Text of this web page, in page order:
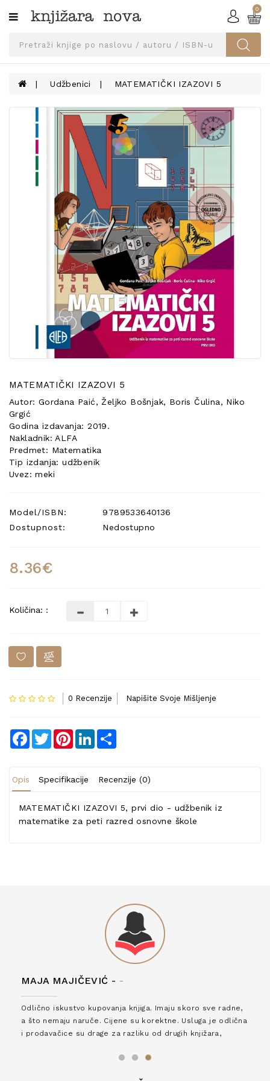
Kategorije
SVEUČILIŠNA
UDŽBENICI
KNJIGE
OPREMA
UDŽBENIKE!
0
Udžbenici MATEMATIČKI IZAZOVI 5
MATEMATIČKI IZAZOVI 5
Autor: Gordana Paić, Željko Bošnjak, Boris Čulina, Niko
Grgić
Godina izdavanja: 2019.
Nakladnik: ALFA
Predmet: Matematika
Tip izdanja: udžbenik
Uvez: meki
Model/ISBN:
9789533640136
Dostupnost:
Nedostupno
8.36€
Količina: :
0 Recenzije Napišite Svoje Mišljenje
Facebook
TwitterPinterestLinkedIn
Opis Specifikacije Recenzije (0)
MATEMATIČKI IZAZOVI 5, prvi dio - udžbenik iz
matematike za peti razred osnovne škole
MAJA MAJIČEVIĆ - -
Odlično iskustvo kupovanja knjiga. Imaju skoro sve radne,
a što nemaju naruče. Cijene su korektne. Usluga je odlična
i prodavačice su drage za razliku od drugih knjižara,